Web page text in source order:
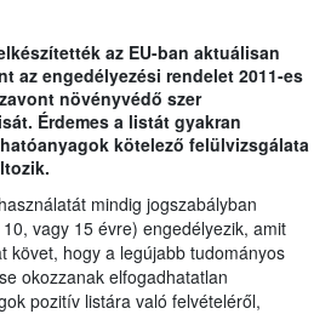
az EU-ban aktuálisan
az engedélyezési rendelet 2011-es
növényvédő szer
Érdemes a listát gyakran
kötelező felülvizsgálata
mindig jogszabályban
vagy 15 évre) engedélyezik, amit
követ, hogy a legújabb tudományos
okozzanak elfogadhatatlan
pozitív listára való felvételéről,